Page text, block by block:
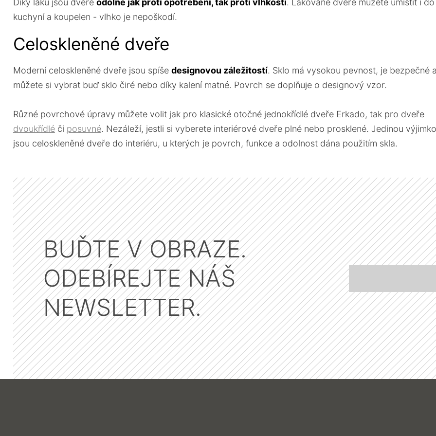
Díky laku jsou dveře odolné jak proti opotřebení, tak proti vlhkosti. Lakované dveře můžete umístit i do
kuchyní a koupelen - vlhko je nepoškodí.
Celoskleněné dveře
Moderní celoskleněné dveře jsou spíše designovou záležitostí. Sklo má vysokou pevnost, je bezpečné
můžete si vybrat buď sklo čiré nebo díky kalení matné. Povrch se doplňuje o designový vzor.
Různé povrchové úpravy můžete volit jak pro klasické otočné jednokřídlé dveře Erkado, tak pro dveře
dvoukřídléči posuvné. Nezáleží, jestli si vyberete interiérové dveře plné nebo prosklené. Jedinou
jsou celoskleněné dveře do interiéru, u kterých je povrch, funkce a odolnost dána použitím skla.
BUĎTE V OBRAZE.
ODEBÍREJTE NÁŠ
NEWSLETTER.